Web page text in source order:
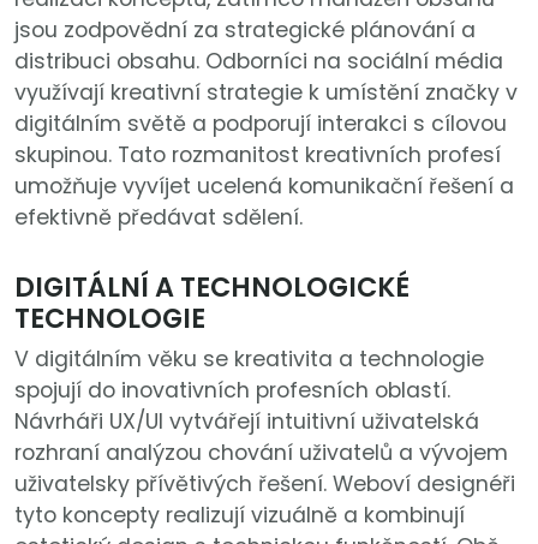
jsou zodpovědní za strategické plánování a
distribuci obsahu. Odborníci na sociální média
využívají kreativní strategie k umístění značky v
digitálním světě a podporují interakci s cílovou
skupinou. Tato rozmanitost kreativních profesí
umožňuje vyvíjet ucelená komunikační řešení a
efektivně předávat sdělení.
DIGITÁLNÍ A TECHNOLOGICKÉ
TECHNOLOGIE
V digitálním věku se kreativita a technologie
spojují do inovativních profesních oblastí.
Návrháři UX/UI vytvářejí intuitivní uživatelská
rozhraní analýzou chování uživatelů a vývojem
uživatelsky přívětivých řešení. Weboví designéři
tyto koncepty realizují vizuálně a kombinují